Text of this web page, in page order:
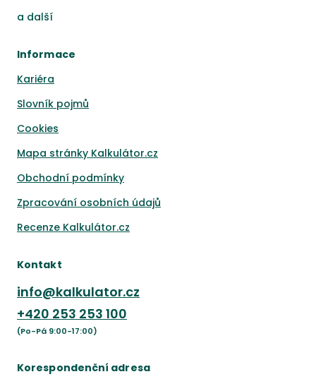
a další
Informace
Kariéra
Slovník pojmů
Cookies
Mapa stránky Kalkulátor.cz
Obchodní podmínky
Zpracování osobních údajů
Recenze Kalkulátor.cz
Kontakt
info@kalkulator.cz
+420 253 253 100
(Po-Pá 9:00-17:00)
Korespondenční adresa